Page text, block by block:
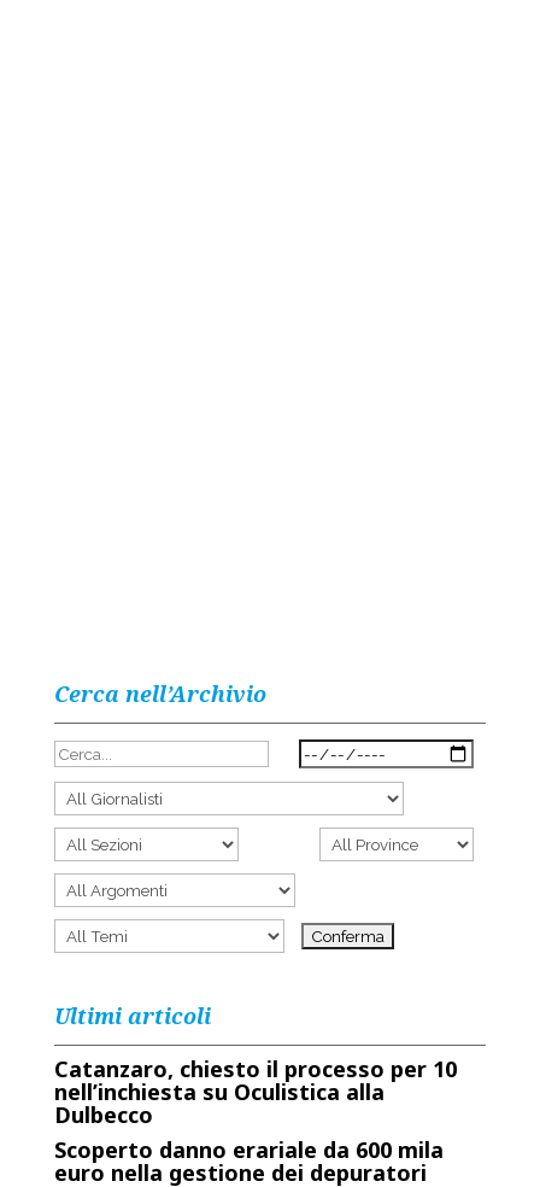
Cerca nell’Archivio
Ultimi articoli
Catanzaro, chiesto il processo per 10
nell’inchiesta su Oculistica alla
Dulbecco
Scoperto danno erariale da 600 mila
euro nella gestione dei depuratori